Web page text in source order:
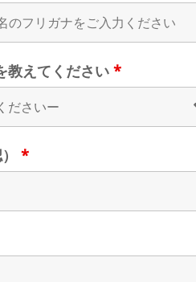
教えてください*
）*